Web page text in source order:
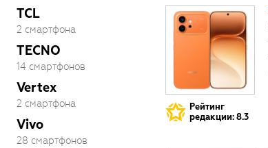
TCL
2 смартфона
TECNO
14 смартфонов
Vertex
2 смартфона
Vivo
28 смартфонов
Рейтинг
редакции: 8.3